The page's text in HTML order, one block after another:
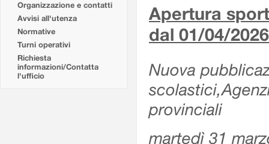
Organizzazione e contatti
Avvisi all'utenza
Normative
Turni operativi
Richiesta
informazioni/Contatta
l'ufficio
Apertura
dal 01/04/2026
Nuova
provinciali
martedì 31